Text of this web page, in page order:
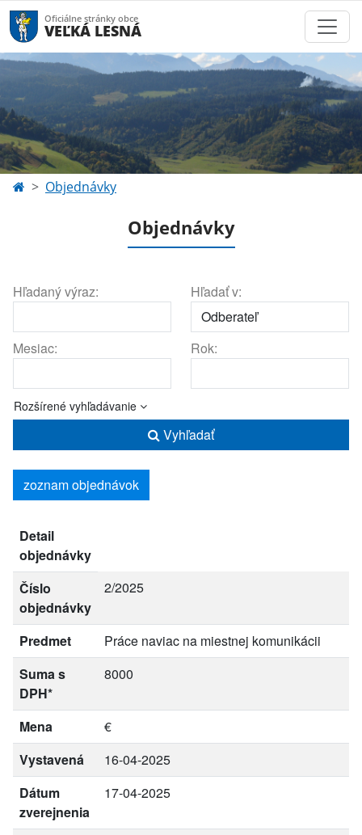
Oficiálne stránky obce
VEĽKÁ LESNÁ
Objednávky
Objednávky
Hľadaný výraz: Hľadať v:
Mesiac: Rok:
Rozšírené vyhľadávanie
Vyhľadať
zoznam objednávok
Detail
objednávky
Číslo
objednávky
2/2025
Predmet
Práce naviac na miestnej komunikácii
Suma s
DPH*
8000
Mena
€
Vystavená
16-04-2025
Dátum
zverejnenia
17-04-2025